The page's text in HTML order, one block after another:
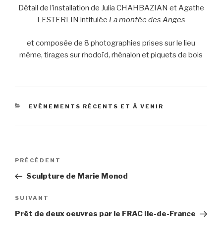
Détail de l’installation de Julia CHAHBAZIAN et Agathe
LESTERLIN intitulée La montée des Anges
et composée de 8 photographies prises sur le lieu
même, tirages sur rhodoïd, rhénalon et piquets de bois
CATÉGORIES
EVÉNEMENTS RÉCENTS ET À VENIR
Navigation
l’article
Article
précédent
PRÉCÉDENT
Sculpture de Marie Monod
Article
suivant
SUIVANT
Prêt de deux oeuvres par le FRAC Ile-de-France